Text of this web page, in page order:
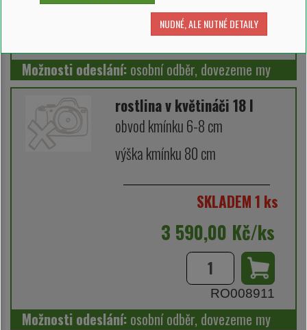
Možnosti odeslání: osobní odběr, dovezeme my
rostlina v květináči 18 l
obvod kmínku 6-8 cm
výška kmínku 80 cm
SKLADEM 1 ks
3 590,00 Kč/ks
RO008911
Možnosti odeslání: osobní odběr, dovezeme my
NUDNÉ, ALE NUTNÉ DETAILY